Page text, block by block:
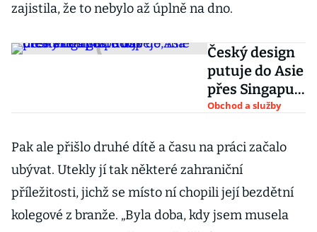
zajistila, že to nebylo až úplně na dno.
Český design
putuje do Asie
přes Singapur.
Kdo v
státě uspěje,
má otevřenou
Obchod a služby
Pak ale přišlo druhé dítě a času na práci začalo
ubývat. Utekly jí tak některé zahraniční
příležitosti, jichž se místo ní chopili její bezdětní
kolegové z branže. „Byla doba, kdy jsem musela